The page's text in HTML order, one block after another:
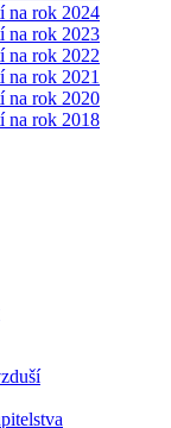
na rok 2024
na rok 2023
na rok 2022
na rok 2021
na rok 2020
na rok 2018